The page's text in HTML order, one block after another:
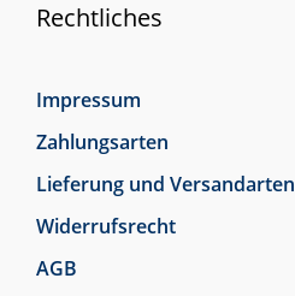
Rechtliches
Impressum
Zahlungsarten
Lieferung und Versandarten
Widerrufsrecht
AGB